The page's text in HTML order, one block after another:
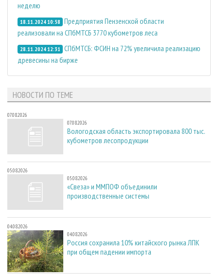
неделю
18.11.2024 10:58 Предприятия Пензенской области
реализовали на СПбМТСБ 3770 кубометров леса
28.11.2024 12:31 СПбМТСБ: ФСИН на 72% увеличила реализацию
древесины на бирже
НОВОСТИ ПО ТЕМЕ
07.08.2026
07.08.2026
Вологодская область экспортировала 800 тыс.
кубометров лесопродукции
05.08.2026
05.08.2026
«Свеза» и ММПОФ объединили
производственные системы
04.08.2026
04.08.2026
Россия сохранила 10% китайского рынка ЛПК
при общем падении импорта